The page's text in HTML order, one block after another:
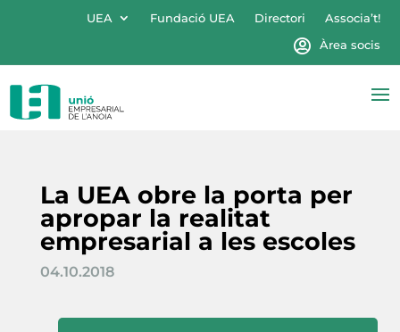
UEA Fundació UEA Directori
Associa’t!
Àrea socis
La UEA obre la porta per
apropar la realitat
empresarial a les escoles
04.10.2018